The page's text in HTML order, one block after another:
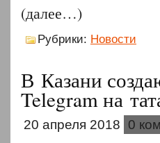
(далее…)
Рубрики: Новости
В Казани
Telegram на
20 апреля 2018 0